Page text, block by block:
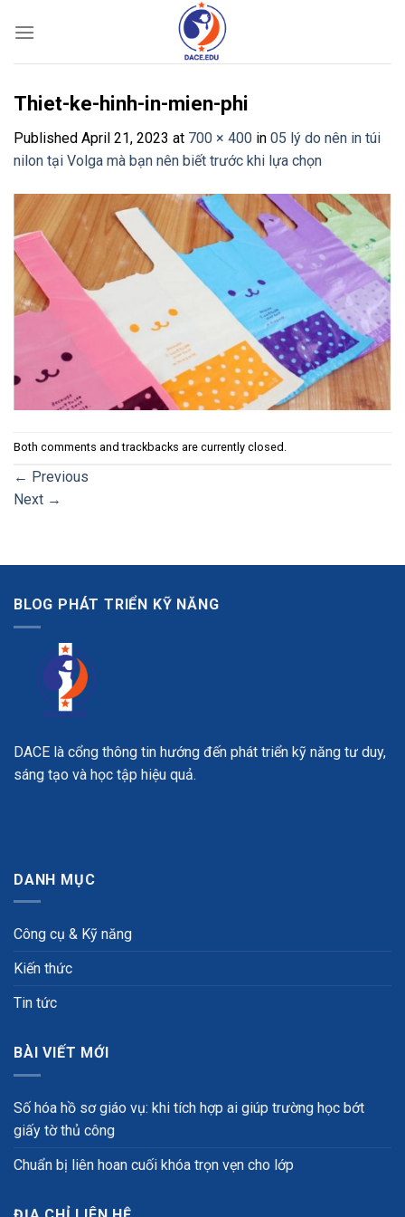
Thiet-ke-hinh-in-mien-phi
Published April 21, 2023 at 700 × 400 in 05 lý do nên in túi
nilon tại Volga mà bạn nên biết trước khi lựa chọn
Both comments and trackbacks are currently closed.
← Previous
Next →
BLOG PHÁT TRIỂN KỸ NĂNG
DACE là cổng thông tin hướng đến phát triển kỹ năng tư duy,
sáng tạo và học tập hiệu quả.
DANH MỤC
Công cụ & Kỹ năng
Kiến thức
Tin tức
BÀI VIẾT MỚI
Số hóa hồ sơ giáo vụ: khi tích hợp ai giúp trường học bớt
giấy tờ thủ công
Chuẩn bị liên hoan cuối khóa trọn vẹn cho lớp